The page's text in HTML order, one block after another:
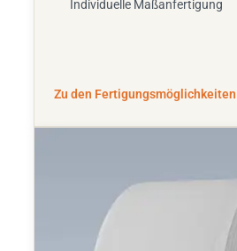
Individuelle Maßanfertigung
Zu den Fertigungsmöglichkeiten